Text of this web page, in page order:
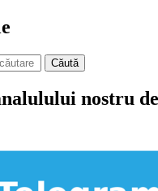
Căută
nostru de